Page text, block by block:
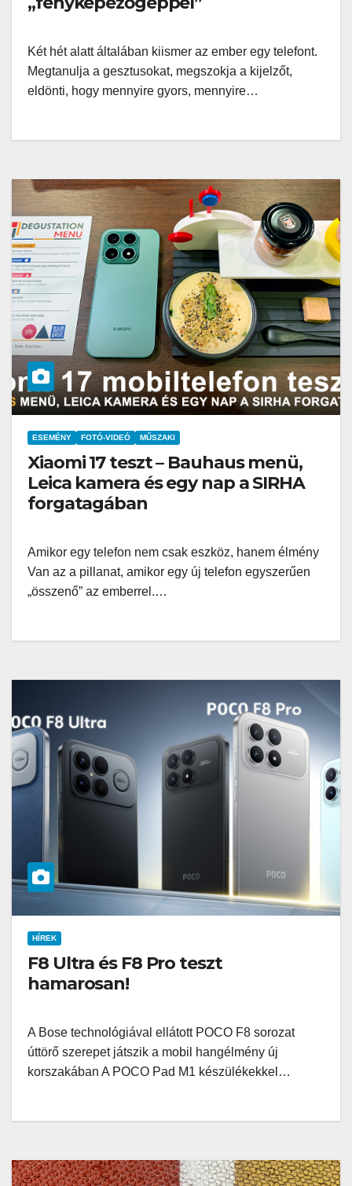
Két hét alatt általában kiismer az ember egy telefont.
Megtanulja a gesztusokat, megszokja a kijelzőt,
eldönti, hogy mennyire gyors, mennyire…
ESEMÉNY FOTÓ-VIDEÓ MŰSZAKI
Xiaomi 17 teszt – Bauhaus menü,
Leica kamera és egy nap a SIRHA
forgatagában
Amikor egy telefon nem csak eszköz, hanem élmény
Van az a pillanat, amikor egy új telefon egyszerűen
„összenő” az emberrel.…
HÍREK
F8 Ultra és F8 Pro teszt
hamarosan!
A Bose technológiával ellátott POCO F8 sorozat
úttörő szerepet játszik a mobil hangélmény új
korszakában A POCO Pad M1 készülékekkel…